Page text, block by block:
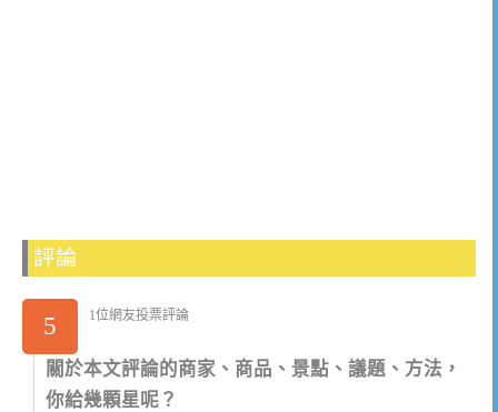
評論
5 1位網友投票評論
關於本文評論的商家、商品、景點、議題、方法，
你給幾顆星呢？